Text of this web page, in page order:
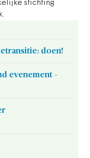
stichting
doen!
evenement –